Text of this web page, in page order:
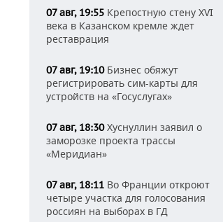
07 авг, 19:55 Крепостную стену XVI
века в Казанском кремле ждет
реставрация
07 авг, 19:10Бизнес обяжут
регистрировать сим-карты для
устройств на «Госуслугах»
07 авг, 18:30Хуснуллин заявил о
заморозке проекта трассы
«Меридиан»
07 авг, 18:11 Во Франции откроют
четыре участка для голосования
россиян на выборах в ГД